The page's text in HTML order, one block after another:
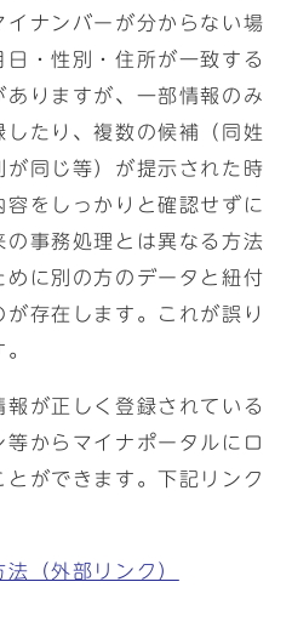
イナンバーが分からない場
・性別・住所が一致する
ありますが、一部情報のみ
たり、複数の候補（同姓
が同じ等）が提示された時
容をしっかりと確認せずに
事務処理とは異なる方法
めに別の方のデータと紐付
存在します。これが誤り
報が正しく登録されている
からマイナポータルにロ
ができます。下記リンク
（外部リンク）